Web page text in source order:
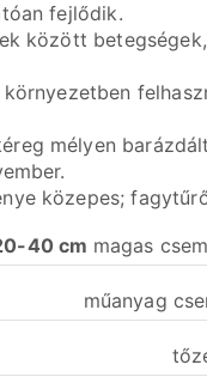
fejlődik.
között
mélyen
közepes;
40 cm magas
műanyag